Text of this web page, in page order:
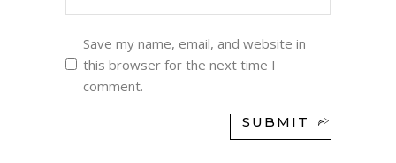
Save my name, email, and website in
this browser for the next time I
comment.
SUBMIT